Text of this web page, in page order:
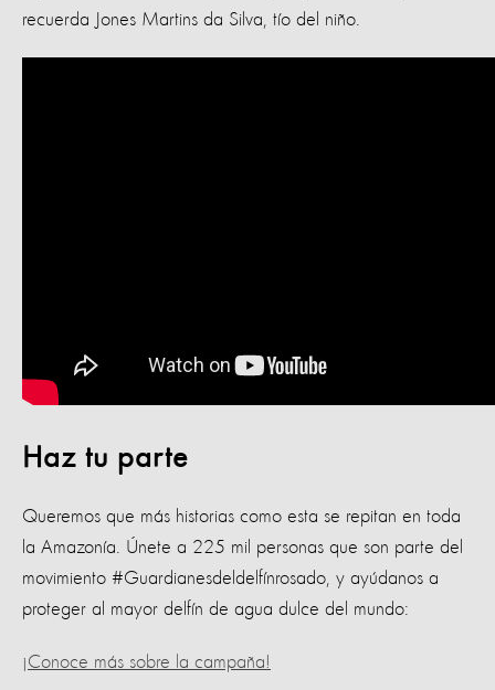
recuerda Jones Martins da Silva, tío del niño.
Haz tu parte
Queremos que más historias como esta se repitan en toda
la Amazonía. Únete a 225 mil personas que son parte del
movimiento #Guardianesdeldelfínrosado, y ayúdanos a
proteger al mayor delfín de agua dulce del mundo:
¡Conoce más sobre la campaña!